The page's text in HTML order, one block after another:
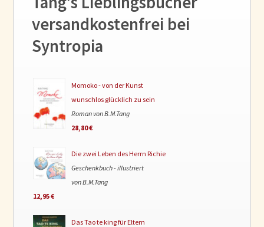
versandkostenfrei bei
Syntropia
Momoko - von der Kunst
wunschlos glücklich zu sein
Roman von B.M.Tang
28,80 €
Die zwei Leben des Herrn Richie
Geschenkbuch - illustriert
von B.M.Tang
12,95 €
Das Tao te king für Eltern